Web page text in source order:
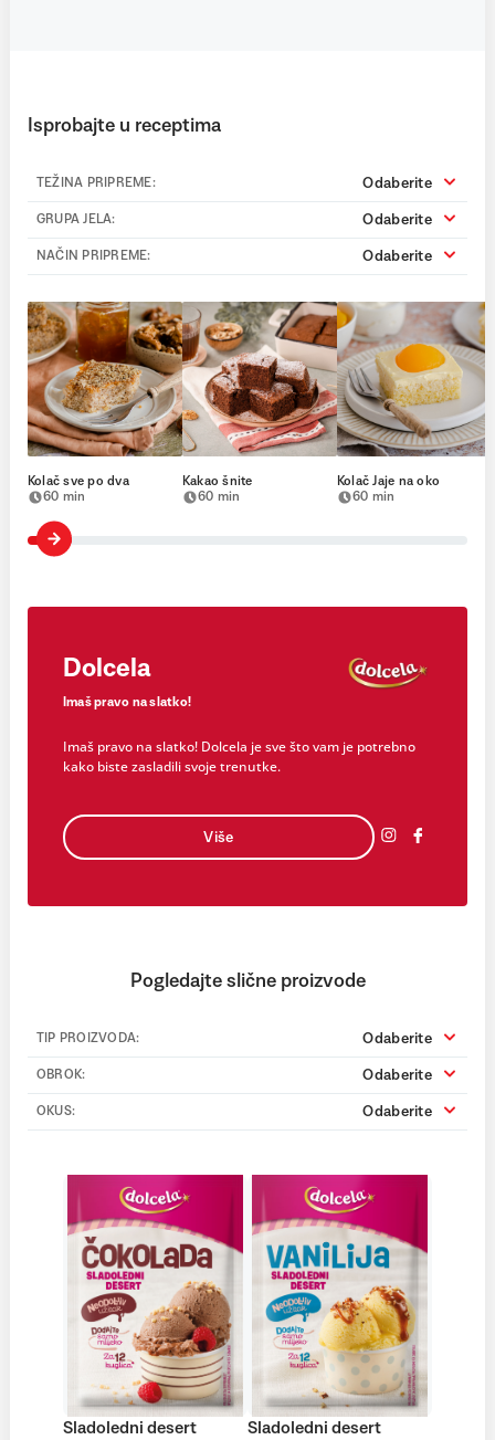
Isprobajte u receptima
TEŽINA PRIPREME: Odaberite
GRUPA JELA: Odaberite
NAČIN PRIPREME: Odaberite
Kolač sve po dva
60 min
Kakao šnite
60 min
Kolač Jaje na oko
60 min
Dolcela
Imaš pravo na slatko!
Imaš pravo na slatko! Dolcela je sve što vam je potrebno
kako biste zasladili svoje trenutke.
Više
Pogledajte slične proizvode
TIP PROIZVODA: Odaberite
OBROK: Odaberite
OKUS: Odaberite
Sladoledni desert
Sladoledni desert